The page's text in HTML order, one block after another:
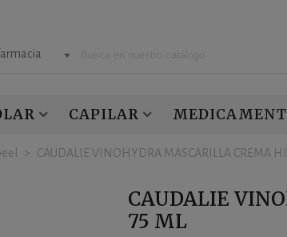
CAPILAR
> CAUDALIE VINOHYDRA MASCARILLA CREMA
CAUDALIE
75 ML